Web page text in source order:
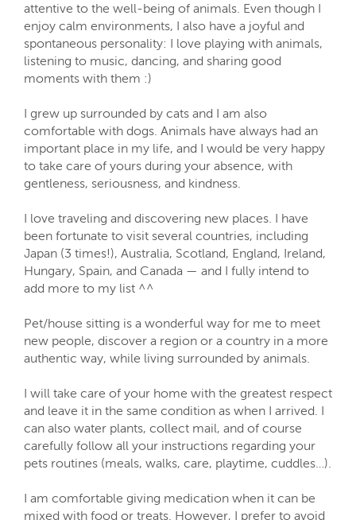
attentive to the well-being of animals. Even though I
enjoy calm environments, I also have a joyful and
spontaneous personality: I love playing with animals,
listening to music, dancing, and sharing good
moments with them :)
I grew up surrounded by cats and I am also
comfortable with dogs. Animals have always had an
important place in my life, and I would be very happy
to take care of yours during your absence, with
gentleness, seriousness, and kindness.
I love traveling and discovering new places. I have
been fortunate to visit several countries, including
Japan (3 times!), Australia, Scotland, England, Ireland,
Hungary, Spain, and Canada — and I fully intend to
add more to my list ^^
Pet/house sitting is a wonderful way for me to meet
new people, discover a region or a country in a more
authentic way, while living surrounded by animals.
I will take care of your home with the greatest respect
and leave it in the same condition as when I arrived. I
can also water plants, collect mail, and of course
carefully follow all your instructions regarding your
pets routines (meals, walks, care, playtime, cuddles…).
I am comfortable giving medication when it can be
mixed with food or treats. However, I prefer to avoid